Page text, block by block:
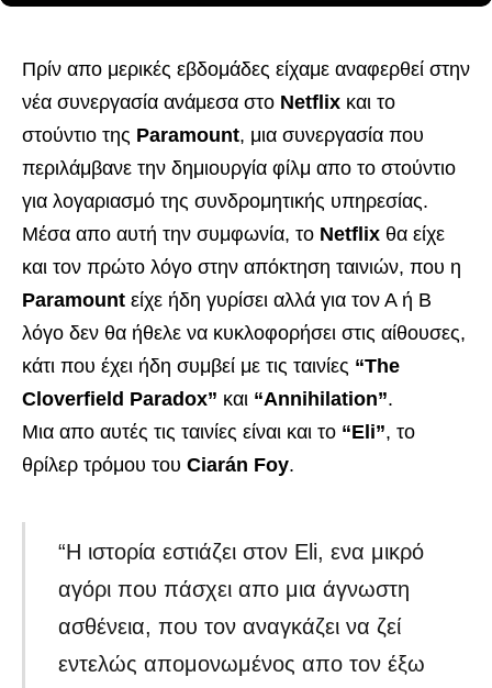
Πρίν απο μερικές εβδομάδες είχαμε αναφερθεί στην
νέα συνεργασία ανάμεσα στο Netflix και το
στούντιο της Paramount, μια συνεργασία που
περιλάμβανε την δημιουργία φίλμ απο το στούντιο
για λογαριασμό της συνδρομητικής υπηρεσίας.
Μέσα απο αυτή την συμφωνία, το Netflix θα είχε
και τον πρώτο λόγο στην απόκτηση ταινιών, που η
Paramount είχε ήδη γυρίσει αλλά για τον Α ή Β
λόγο δεν θα ήθελε να κυκλοφορήσει στις αίθουσες,
κάτι που έχει ήδη συμβεί με τις ταινίες “The
Cloverfield Paradox” και “Annihilation”.
Μια απο αυτές τις ταινίες είναι και το “Eli”, το
θρίλερ τρόμου του Ciarán Foy.
“H ιστορία εστιάζει στον Eli, ενα μικρό
αγόρι που πάσχει απο μια άγνωστη
ασθένεια, που τον αναγκάζει να ζεί
εντελώς απομονωμένος απο τον έξω